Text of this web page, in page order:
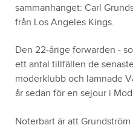
sammanhanget: Carl
från Los Angeles Kings.
Den 22-årige forwarden -
ett antal tillfällen de
moderklubb och lämnade
år sedan för en sejour i
Noterbart är att